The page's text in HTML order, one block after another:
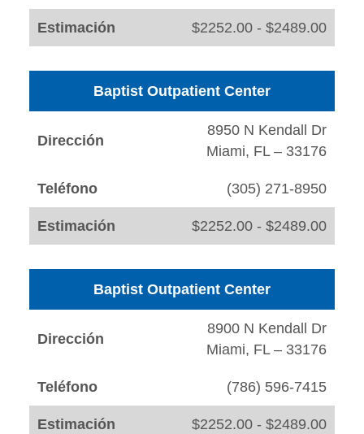
Estimación $2252.00 - $2489.00
Baptist Outpatient Center
Dirección
8950 N Kendall Dr
Miami, FL – 33176
Teléfono (305) 271-8950
Estimación $2252.00 - $2489.00
Baptist Outpatient Center
Dirección
8900 N Kendall Dr
Miami, FL – 33176
Teléfono (786) 596-7415
Estimación $2252.00 - $2489.00